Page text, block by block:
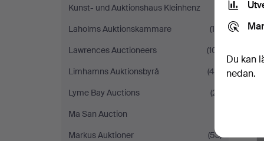
Kunst- und Auktionshaus Kleinhenz
Laholms Auktionskammare
(16)
Lawrences Auctioneers
(101)
Limhamns Auktionsbyrå
(45)
Lyme Bay Auctions
(21)
Ma San Auction
Markus Auktioner
(53)
Du kan
nedan.